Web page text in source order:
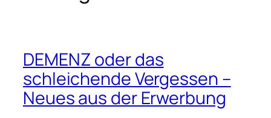
DEMENZ oder das
schleichende Vergessen –
Neues aus der Erwerbung